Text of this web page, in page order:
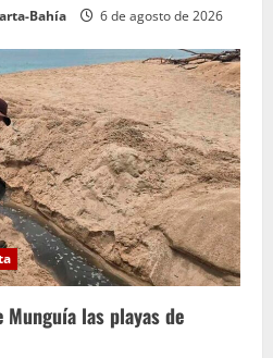
Bahía 6 de agosto de 2026
las playas de